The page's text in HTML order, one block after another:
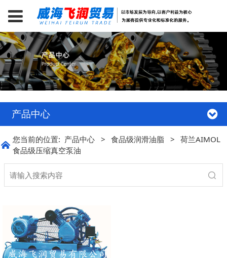
产品中心
您当前的位置: 产品中心 > 食品级润滑油脂 >
荷兰AIMOL
食品级压缩真空泵油